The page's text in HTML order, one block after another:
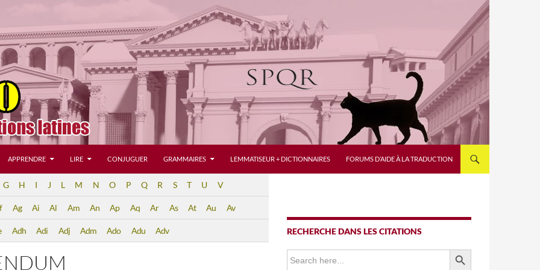
APPRENDRE LIRE CONJUGUER GRAMMAIRES LEMMATISEUR + DICTIONNAIRES FORUMS D’AIDE À LA TRADUCTION
G H I J L M N O P Q R S T U V
Ag Ai Al Am An Ap Aq Ar As At Au Av
Adh Adi Adj Adm Ado Adu Adv RECHERCHE DANS LES CITATIONS
Search
for:
SEARCH BUTTON